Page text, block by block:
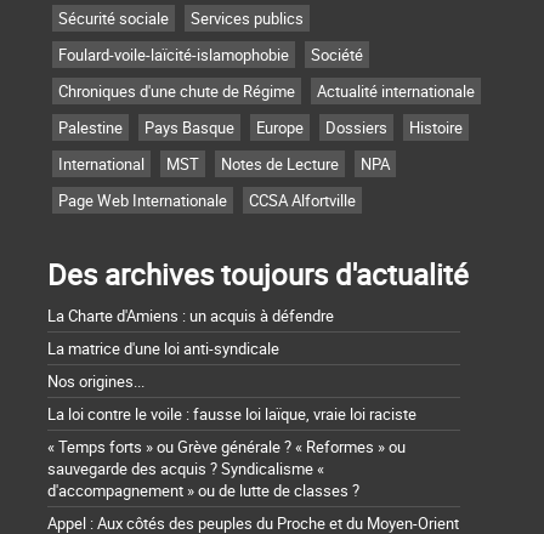
Sécurité sociale
Services publics
Foulard-voile-laïcité-islamophobie
Société
Chroniques d'une chute de Régime
Actualité internationale
Palestine
Pays Basque Europe Dossiers
Histoire
International
MST Notes de Lecture
NPA
Page Web Internationale
CCSA Alfortville
Des archives toujours d'actualité
La Charte d'Amiens : un acquis à défendre
La matrice d'une loi anti-syndicale
Nos origines...
La loi contre le voile : fausse loi laïque, vraie loi raciste
« Temps forts » ou Grève générale ? « Reformes » ou
sauvegarde des acquis ? Syndicalisme «
d'accompagnement » ou de lutte de classes ?
Appel : Aux côtés des peuples du Proche et du Moyen-Orient